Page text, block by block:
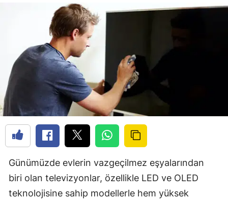
Günümüzde evlerin vazgeçilmez eşyalarından
biri olan televizyonlar, özellikle LED ve OLED
teknolojisine sahip modellerle hem yüksek